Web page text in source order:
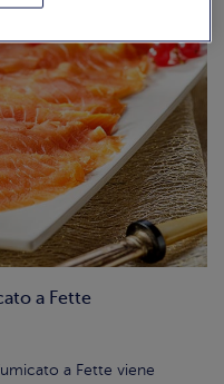
a Fette
a Fette viene